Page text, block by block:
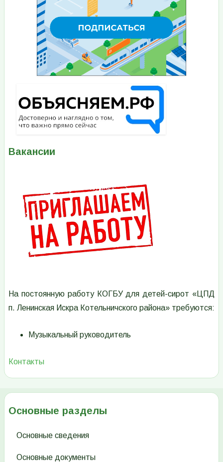
Вакансии
На постоянную работу КОГБУ для детей-сирот «ЦПД
п. Ленинская Искра Котельничского района» требуются:
Музыкальный руководитель
Контакты
Основные разделы
Основные сведения
Основные документы